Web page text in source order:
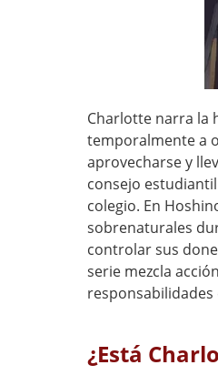
Charlotte narra la
temporalmente a
aprovecharse y
consejo
colegio. En
sobrenaturales
controlar sus
serie mezcla
¿Está